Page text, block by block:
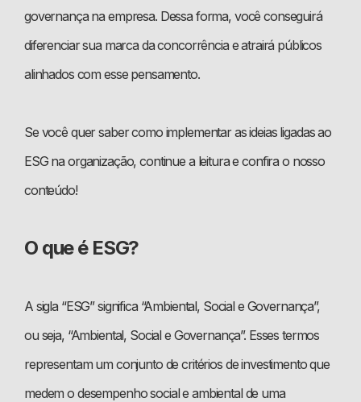
governança na empresa. Dessa forma, você conseguirá
diferenciar sua marca da concorrência e atrairá públicos
alinhados com esse pensamento.
Se você quer saber como implementar as ideias ligadas ao
ESG na organização, continue a leitura e confira o nosso
conteúdo!
O que é ESG?
A sigla “ESG” significa “Ambiental, Social e Governança”,
ou seja, “Ambiental, Social e Governança”. Esses termos
representam um conjunto de critérios de investimento que
medem o desempenho social e ambiental de uma